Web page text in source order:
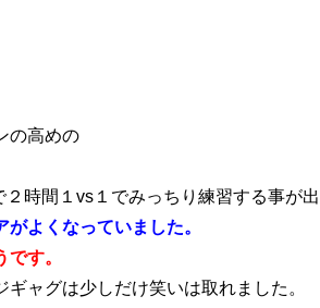
の高めの
時間１vs１でみっちり練習する事が出
よくなっていました。
す。
ャグは少しだけ笑いは取れました。